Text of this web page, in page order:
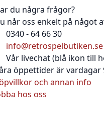
du några frågor?
når oss enkelt på något
0340 - 64 66 30
info@retrospelbutiken.se
Vår livechat (blå ikon till
öppettider är vardagar
och annan info
hos oss